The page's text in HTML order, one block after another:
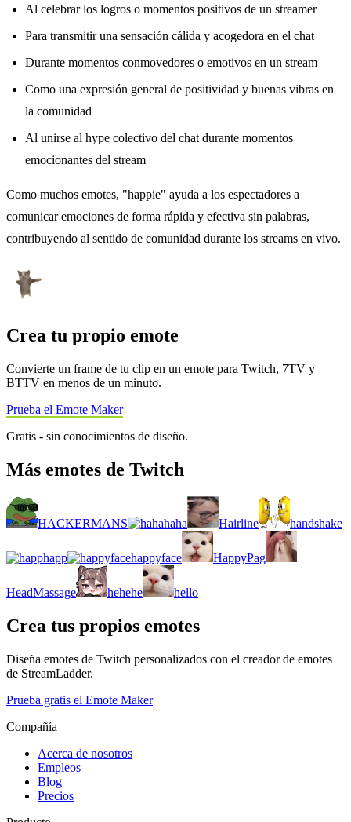
Al celebrar los logros o momentos positivos de un streamer
Para transmitir una sensación cálida y acogedora en el chat
Durante momentos conmovedores o emotivos en un stream
Como una expresión general de positividad y buenas vibras en
la comunidad
Al unirse al hype colectivo del chat durante momentos
emocionantes del stream
Como muchos emotes, "happie" ayuda a los espectadores a
comunicar emociones de forma rápida y efectiva sin palabras,
contribuyendo al sentido de comunidad durante los streams en vivo.
Crea tu propio emote
Convierte un frame de tu clip en un emote para Twitch, 7TV y
BTTV en menos de un minuto.
Prueba el Emote Maker
Gratis - sin conocimientos de diseño.
Más emotes de Twitch
HACKERMANS haha Hairline handshake
happ happyface HappyPag
HeadMassage hehehe hello
Crea tus propios emotes
Diseña emotes de Twitch personalizados con el creador de emotes
de StreamLadder.
Prueba gratis el Emote Maker
Compañía
Acerca de nosotros
Empleos
Blog
Precios